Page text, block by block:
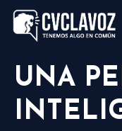
UNA